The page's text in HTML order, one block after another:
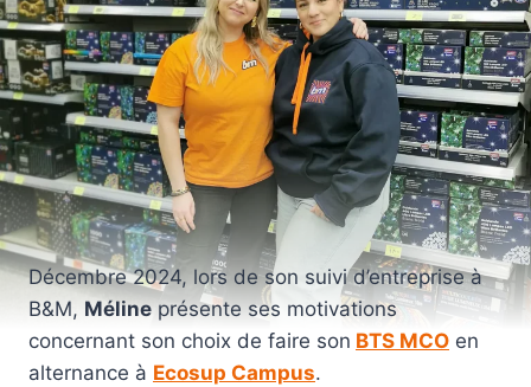
Décembre 2024, lors de son suivi d’entreprise à
B&M, Mélineprésente ses motivations
concernant son choix de faire son BTS MCO en
alternance à Ecosup Campus.